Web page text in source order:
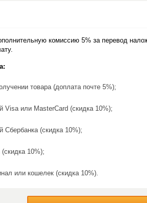
комиссию 5% за перевод
товара (доплата почте 5%);
Visa или MasterCard (скидка 10%);
Сбербанка (скидка 10%);
10%);
или кошелек (скидка 10%).